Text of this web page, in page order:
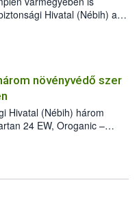
Hivatal (Nébih) a
jelenlétét. A
meg, de már fertőzött
a szlovák
megállítása érdekében.
növényvédő szer
Hivatal (Nébih) három
24 EW, Oroganic –
a szüretet követően,
stádiumáig
a károsító elleni további
termesztésben is